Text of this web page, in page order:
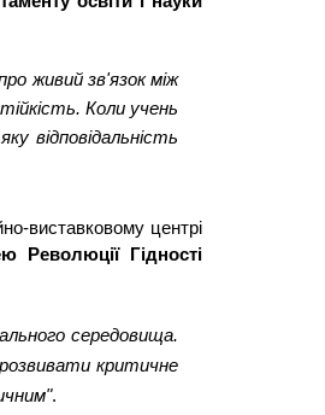
живий зв'язок між
Коли учень
відповідальність
виставковому центрі
Революції Гідності
середовища.
критичне
.